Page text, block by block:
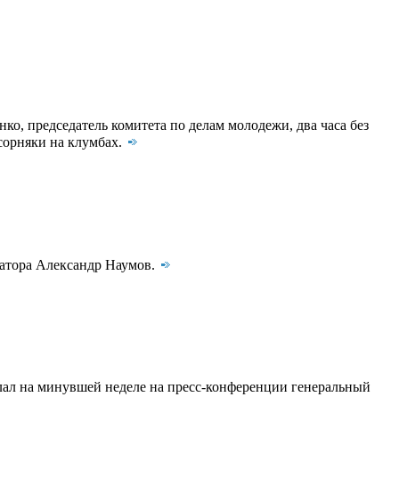
председатель комитета по делам молодежи, два часа без
на клумбах.
Александр Наумов.
на минувшей неделе на пресс-конференции генеральный